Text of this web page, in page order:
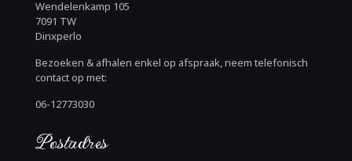
Wendelenkamp 105
7091 TW
Dinxperlo
Bezoeken & afhalen enkel op afspraak, neem telefonisch
contact op met:
06-12773030
Postadres